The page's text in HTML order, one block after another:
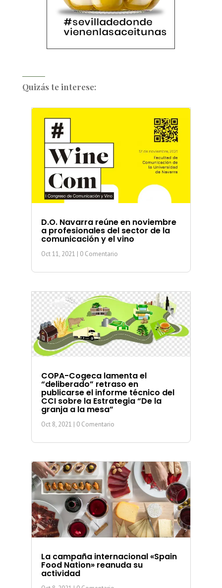
Quizás te interese:
D.O. Navarra reúne en noviembre
a profesionales del sector de la
comunicación y el vino
Oct 11, 2021 | 0 Comentario
COPA-Cogeca lamenta el
“deliberado” retraso en
publicarse el informe técnico del
CCI sobre la Estrategia “De la
granja a la mesa”
Oct 8, 2021 | 0 Comentario
La campaña internacional «Spain
Food Nation» reanuda su
actividad